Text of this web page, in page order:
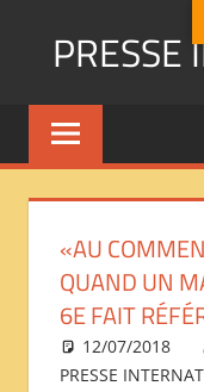
PRESSE
Presse
Internationale
Géopolitique
Immigration
Société
Emploi
Economie
Géostratégie-
«AU
QUAND UN
6E FAIT
12/07/2018
PRESSE